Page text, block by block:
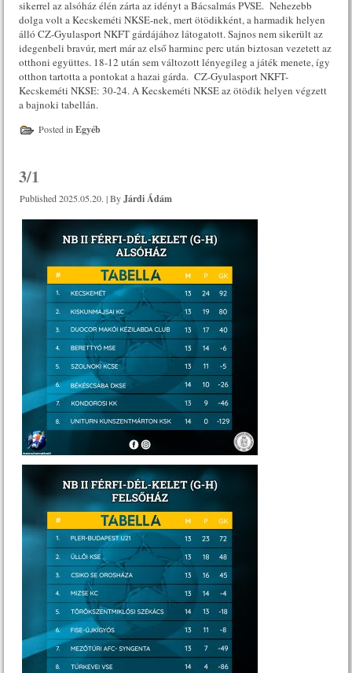
sikerrel az alsóház élén zárta az idényt a Bácsalmás PVSE. Nehezebb
dolga volt a Kecskeméti NKSE-nek, mert ötödikként, a harmadik helyen
álló CZ-Gyulasport NKFT gárdájához látogatott. Sajnos nem sikerült az
idegenbeli bravúr, mert már az első harminc perc után biztosan vezetett az
otthoni együttes. 18-12 után sem változott lényegileg a játék menete, így
otthon tartotta a pontokat a hazai gárda. CZ-Gyulasport NKFT-
Kecskeméti NKSE: 30-24. A Kecskeméti NKSE az ötödik helyen végzett
a bajnoki tabellán.
Posted in Egyéb
3/1
Published 2025.05.20. |By Járdi Ádám